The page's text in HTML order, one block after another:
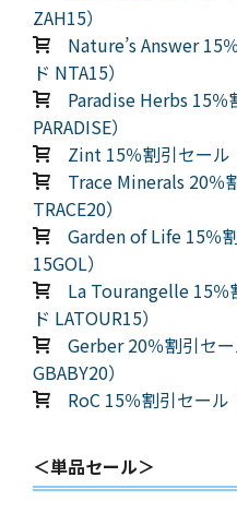
ZAH15）
Nature’s Answer 15
ド NTA15）
Paradise Herbs 15
PARADISE）
Zint 15％割引セール
Trace Minerals 20％
TRACE20）
Garden of Life 15％
15GOL）
La Tourangelle 15％
ド LATOUR15）
Gerber 20％割引セ
GBABY20）
RoC 15％割引セール
＜単品セール＞